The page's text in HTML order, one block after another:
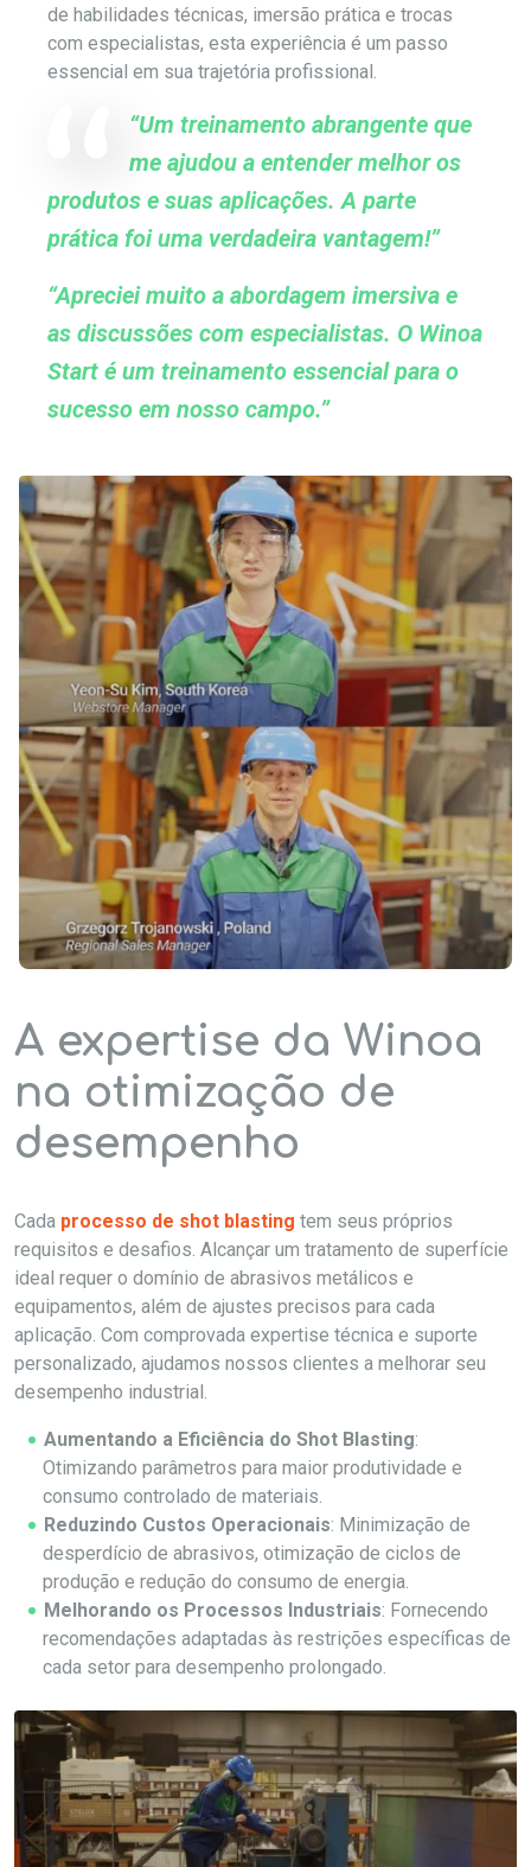
de habilidades técnicas, imersão prática e trocas
com especialistas, esta experiência é um passo
essencial em sua trajetória profissional.
“Um treinamento abrangente que
me ajudou a entender melhor os
produtos e suas aplicações. A parte
prática foi uma verdadeira vantagem!”
“Apreciei muito a abordagem imersiva e
as discussões com especialistas. O Winoa
Start é um treinamento essencial para o
sucesso em nosso campo.”
A expertise da Winoa
na otimização de
desempenho
Cada processo de shot blasting tem seus próprios
requisitos e desafios. Alcançar um tratamento de superfície
ideal requer o domínio de abrasivos metálicos e
equipamentos, além de ajustes precisos para cada
aplicação. Com comprovada expertise técnica e suporte
personalizado, ajudamos nossos clientes a melhorar seu
desempenho industrial.
Aumentando a Eficiência do Shot Blasting:
Otimizando parâmetros para maior produtividade e
consumo controlado de materiais.
Reduzindo Custos Operacionais: Minimização de
desperdício de abrasivos, otimização de ciclos de
produção e redução do consumo de energia.
Melhorando os Processos Industriais: Fornecendo
recomendações adaptadas às restrições específicas de
cada setor para desempenho prolongado.